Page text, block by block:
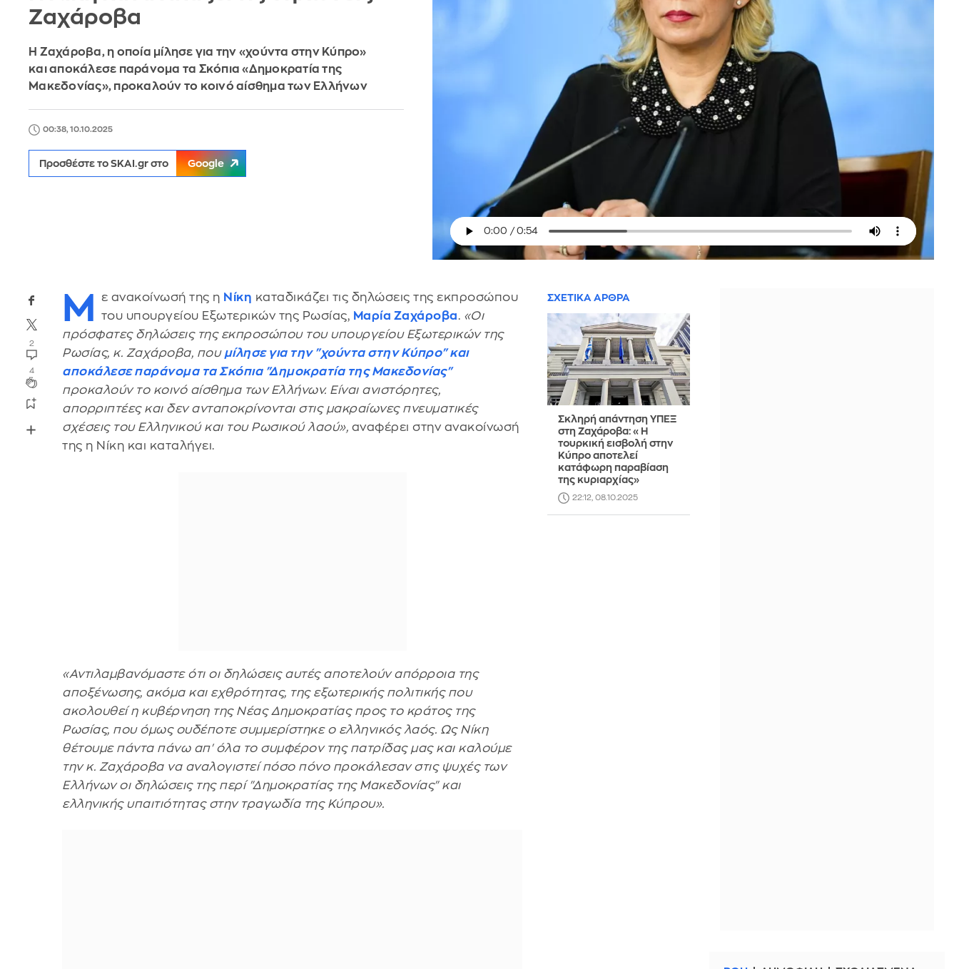
Ζαχάροβα
H Ζαχάροβα, η οποία μίλησε για την «χούντα στην Κύπρο»
και αποκάλεσε παράνομα τα Σκόπια «Δημοκρατία της
Μακεδονίας», προκαλούν το κοινό αίσθημα των Ελλήνων
00:38, 10.10.2025
Προσθέστε το SKAI.gr στο Google
2
4
Μ ε ανακοίνωσή της η Νίκη καταδικάζει τις δηλώσεις της εκπροσώπου
του υπουργείου Εξωτερικών της Ρωσίας, Μαρία Ζαχάροβα. «Οι
πρόσφατες δηλώσεις της εκπροσώπου του υπουργείου Εξωτερικών της
Ρωσίας, κ. Ζαχάροβα, που μίλησε για την "χούντα στην Κύπρο" και
αποκάλεσε παράνομα τα Σκόπια "Δημοκρατία της Μακεδονίας"
προκαλούν το κοινό αίσθημα των Ελλήνων. Είναι ανιστόρητες,
απορριπτέες και δεν ανταποκρίνονται στις μακραίωνες πνευματικές
σχέσεις του Ελληνικού και του Ρωσικού λαού», αναφέρει στην ανακοίνωσή
της η Νίκη και καταλήγει.
«Αντιλαμβανόμαστε ότι οι δηλώσεις αυτές αποτελούν απόρροια της
αποξένωσης, ακόμα και εχθρότητας, της εξωτερικής πολιτικής που
ακολουθεί η κυβέρνηση της Νέας Δημοκρατίας προς το κράτος της
Ρωσίας, που όμως ουδέποτε συμμερίστηκε ο ελληνικός λαός. Ως Νίκη
θέτουμε πάντα πάνω απ' όλα το συμφέρον της πατρίδας μας και καλούμε
την κ. Ζαχάροβα να αναλογιστεί πόσο πόνο προκάλεσαν στις ψυχές των
Ελλήνων οι δηλώσεις της περί "Δημοκρατίας της Μακεδονίας" και
ελληνικής υπαιτιότητας στην τραγωδία της Κύπρου».
ΣΧΕΤΙΚΑ ΑΡΘΡΑ
Σκληρή απάντηση ΥΠΕΞ
στη Ζαχάροβα: «Η
τουρκική εισβολή στην
Κύπρο αποτελεί
κατάφωρη παραβίαση
της κυριαρχίας»
22:12, 08.10.2025